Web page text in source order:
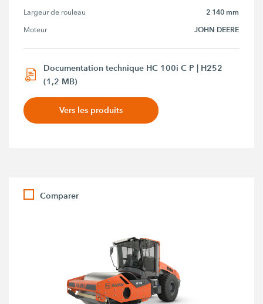
Largeur de rouleau 2 140 mm
Moteur JOHN DEERE
Documentation technique HC 100i C P | H252
(1,2 MB)
Vers les produits
Comparer